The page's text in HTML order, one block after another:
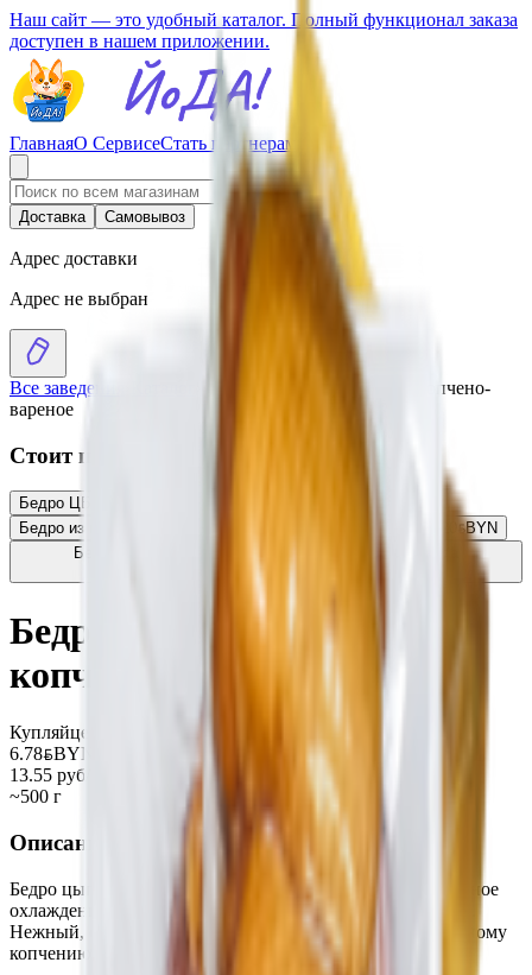
Наш сайт — это удобный каталог. Полный функционал заказа
доступен в нашем приложении.
ГлавнаяО СервисеСтать партнерам
Доставка Самовывоз
Адрес доставки
Адрес не выбран
Все заведения
Бедро ЦБ «Классическое» копчено-
вареное
Стоит присмотреться
Бедро ЦБ копчено-вареное «Аппетитное»
BYN
Бедро из мяса птицы «Классическое» копчено-вареное
BYNBYN
Бедрышки копчено-вареные «Классические» из мяса
12.40 BYN
Бедро ЦБ «Классическое»
копчено-вареное
Купляйце Беларускае
6.78BYNBYN
13.55 руб/кг
~500 г
Описание
Бедро цыпленка-бройлера «Классическое» копчено-вареное
охлажденное. Ароматные копчености золотистого цвета.
Нежный, сочный вкус, получаемый благодаря натуральному
копчению! Прекрасно подойдет к любому гарниру!